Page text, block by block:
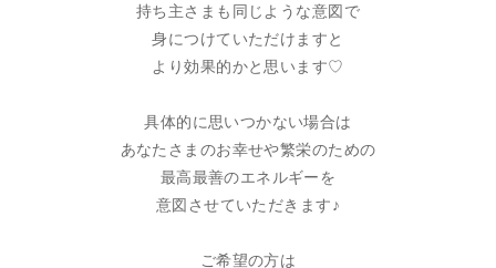
持ち主さまも同じような意図で
身につけていただけますと
より効果的かと思います♡
具体的に思いつかない場合は
あなたさまのお幸せや繁栄のための
最高最善のエネルギーを
意図させていただきます♪
ご希望の方は